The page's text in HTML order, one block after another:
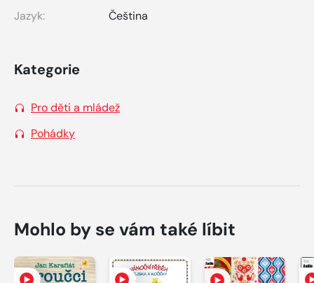
Jazyk:
Čeština
Kategorie
Pro děti a mládež
Pohádky
Mohlo by se vám také líbit